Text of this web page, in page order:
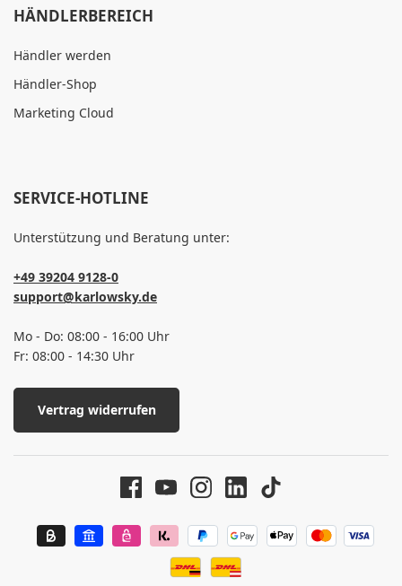
HÄNDLERBEREICH
Händler werden
Händler-Shop
Marketing Cloud
SERVICE-HOTLINE
Unterstützung und Beratung unter:
+49 39204 9128-0
support@karlowsky.de
Mo - Do: 08:00 - 16:00 Uhr
Fr: 08:00 - 14:30 Uhr
Vertrag widerrufen